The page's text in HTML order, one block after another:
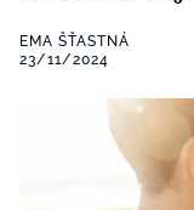
Seberozvoj
ZDRAVÍ
Životní styl
Všechny kategorie
Testy a kvízy
EMA ŠŤASTNÁ
23/11/2024